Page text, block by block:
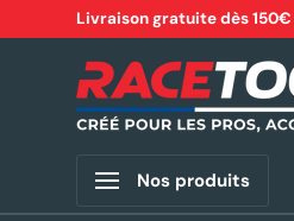
Aller au contenu
Livraison gratuite dès
Nos produits